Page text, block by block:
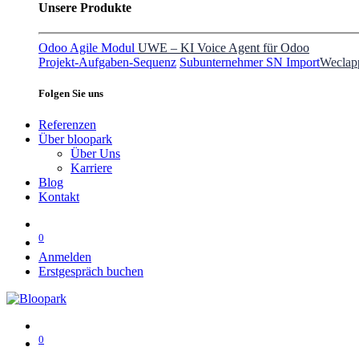
Unsere Produkte
Odoo Agile Modul UWE – KI Voice Agent für Odoo
Projekt-Aufgaben-Sequenz Subunternehmer SN Import
Folgen Sie uns
Referenzen
Über bloopark
Über Uns
Karriere
Blog
Kontakt
0
Anmelden
Erstgespräch buchen
0